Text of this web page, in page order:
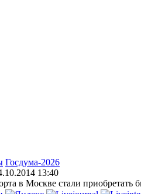
Госдума-2026
13:40
в Москве стали приобретать